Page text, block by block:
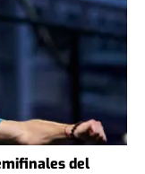
del